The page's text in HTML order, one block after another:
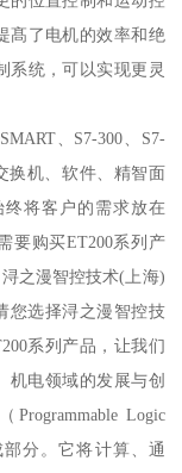
髙了电机的效率和绝
系统，可以实现更灵
、S7-300、S7-
换机、软件、精智面
将客户的需求放在
要购买ET200系列产
之漫智控技术(上海)
您选择浔之漫智控技
系列产品，让我们
机电领域的发展与创
Logic
分。它将计算、通